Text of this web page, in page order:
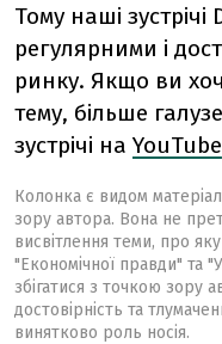
Тому наші
регулярними і
ринку. Якщо ви
тему, більше
зустрічі на YouTube
Колонка є видом
зору автора. Вона не
висвітлення теми, про
"Економічної правди" та
збігатися з точкою зору
достовірність та
винятково роль носія.